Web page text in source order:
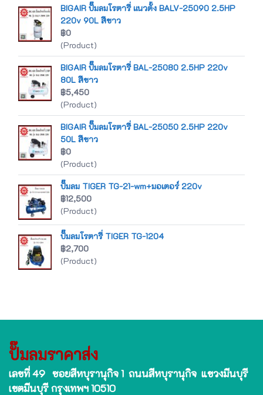
BIGAIR ปั๊มลมโรตารี่ แนวตั้ง BALV-25090 2.5HP
220v 90L สีขาว
฿0
(Product)
BIGAIR ปั๊มลมโรตารี่ BAL-25080 2.5HP 220v
80L สีขาว
฿5,450
(Product)
BIGAIR ปั๊มลมโรตารี่ BAL-25050 2.5HP 220v
50L สีขาว
฿0
(Product)
ปั๊มลม TIGER TG-21-wm+มอเตอร์ 220v
฿12,500
(Product)
ปั๊มลมโรตารี่ TIGER TG-1204
฿2,700
(Product)
ปั๊มลมราคาส่ง
เลขที่ 49 ซอยสีหบุรานุกิจ 1 ถนนสีหบุรานุกิจ แขวงมีนบุรี
เขตมีนบุรี กรุงเทพฯ 10510